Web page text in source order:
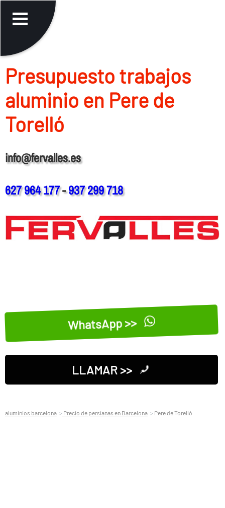
Presupuesto trabajos
aluminio en Pere de
Torelló
info@fervalles.es
627 964 177-937 299 718
WhatsApp >>
LLAMAR >>
aluminios barcelona Precio de persianas en Barcelona Pere de Torelló